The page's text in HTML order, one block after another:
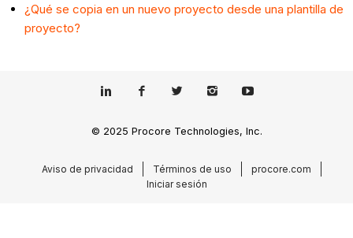
¿Qué se copia en un nuevo proyecto desde una plantilla de
proyecto?
© 2025 Procore Technologies, Inc.
Aviso de privacidad Términos de uso
procore.com
Iniciar sesión